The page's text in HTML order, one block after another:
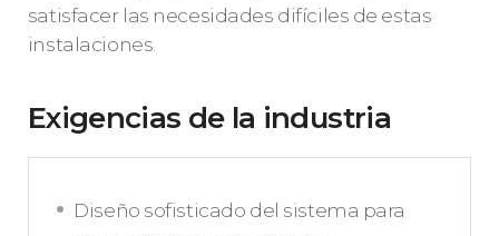
satisfacer las necesidades difíciles de estas
instalaciones.
Exigencias de la industria
Diseño sofisticado del sistema para